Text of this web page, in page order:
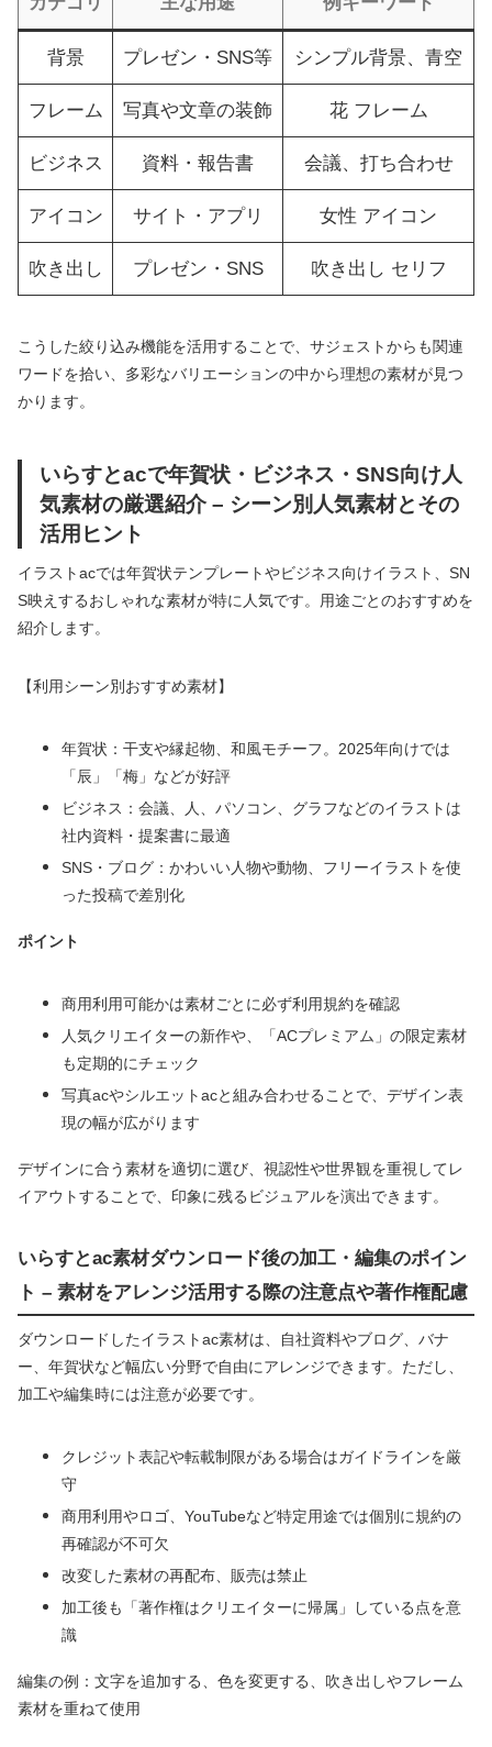
背景 プレゼン・SNS等 シンプル背景、青空
フレーム 写真や文章の装飾 花 フレーム
ビジネス 資料・報告書 会議、打ち合わせ
アイコン サイト・アプリ 女性 アイコン
吹き出し プレゼン・SNS 吹き出し セリフ
こうした絞り込み機能を活用することで、サジェストからも関連
ワードを拾い、多彩なバリエーションの中から理想の素材が見つ
かります。
いらすとacで年賀状・ビジネス・SNS向け人
気素材の厳選紹介 – シーン別人気素材とその
活用ヒント
イラストacでは年賀状テンプレートやビジネス向けイラスト、SN
S映えするおしゃれな素材が特に人気です。用途ごとのおすすめを
紹介します。
【利用シーン別おすすめ素材】
年賀状：干支や縁起物、和風モチーフ。2025年向けでは
「辰」「梅」などが好評
ビジネス：会議、人、パソコン、グラフなどのイラストは
社内資料・提案書に最適
SNS・ブログ：かわいい人物や動物、フリーイラストを使
った投稿で差別化
ポイント
商用利用可能かは素材ごとに必ず利用規約を確認
人気クリエイターの新作や、「ACプレミアム」の限定素材
も定期的にチェック
写真acやシルエットacと組み合わせることで、デザイン表
現の幅が広がります
デザインに合う素材を適切に選び、視認性や世界観を重視してレ
イアウトすることで、印象に残るビジュアルを演出できます。
いらすとac素材ダウンロード後の加工・編集のポイン
ト – 素材をアレンジ活用する際の注意点や著作権配慮
ダウンロードしたイラストac素材は、自社資料やブログ、バナ
ー、年賀状など幅広い分野で自由にアレンジできます。ただし、
加工や編集時には注意が必要です。
クレジット表記や転載制限がある場合はガイドラインを厳
守
商用利用やロゴ、YouTubeなど特定用途では個別に規約の
再確認が不可欠
改変した素材の再配布、販売は禁止
加工後も「著作権はクリエイターに帰属」している点を意
識
編集の例：文字を追加する、色を変更する、吹き出しやフレーム
素材を重ねて使用